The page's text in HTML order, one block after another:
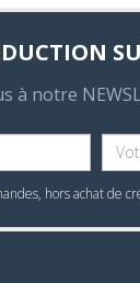
à notre
hors achat de